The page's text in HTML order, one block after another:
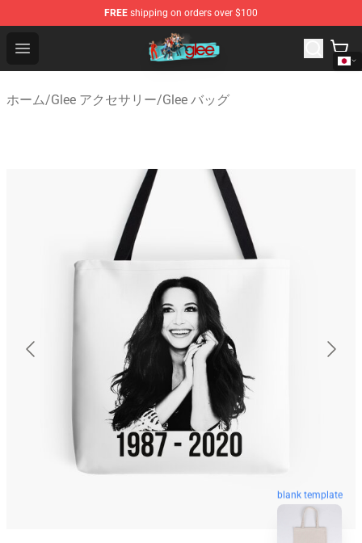
FREE shipping on orders over $100
Open menu
Glee Store - Official Glee Merchandise Shop
ホーム/Glee アクセサリー/Glee バッグ
blank template